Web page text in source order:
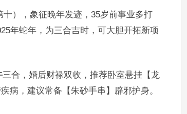
十），象征晚年发迹，35岁前事业多打
年蛇年，为三合吉时，可大胆开拓新项
三合，婚后财禄双收，推荐卧室悬挂【龙
病，建议常备【朱砂手串】辟邪护身。